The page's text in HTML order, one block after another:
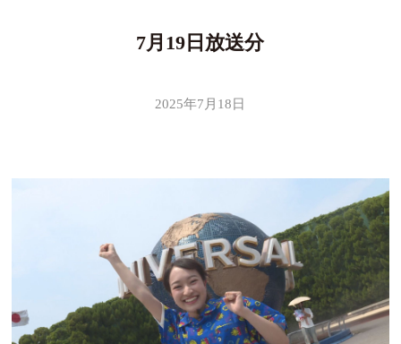
7月19日放送分
2025年7月18日